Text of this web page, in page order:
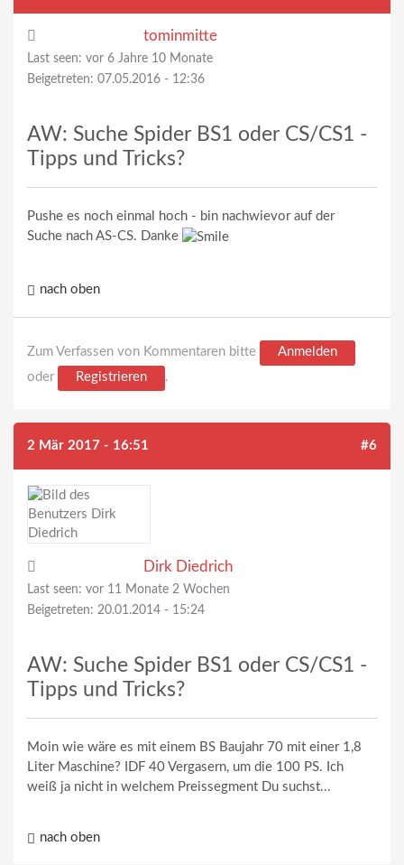
tominmitte
Last seen: vor 6 Jahre 10 Monate
Beigetreten: 07.05.2016 - 12:36
AW: Suche Spider BS1 oder CS/CS1 -
Tipps und Tricks?
Pushe es noch einmal hoch - bin nachwievor auf der
Suche nach AS-CS. Danke
nach oben
Zum Verfassen von Kommentaren bitte
Anmelden
oder
Registrieren .
2 Mär 2017 - 16:51 #6
Dirk Diedrich
Last seen: vor 11 Monate 2 Wochen
Beigetreten: 20.01.2014 - 15:24
AW: Suche Spider BS1 oder CS/CS1 -
Tipps und Tricks?
Moin wie wäre es mit einem BS Baujahr 70 mit einer 1,8
Liter Maschine? IDF 40 Vergasern, um die 100 PS. Ich
weiß ja nicht in welchem Preissegment Du suchst...
nach oben